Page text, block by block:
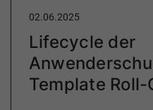
02.06.2025
Lifecycle der
Template Roll-